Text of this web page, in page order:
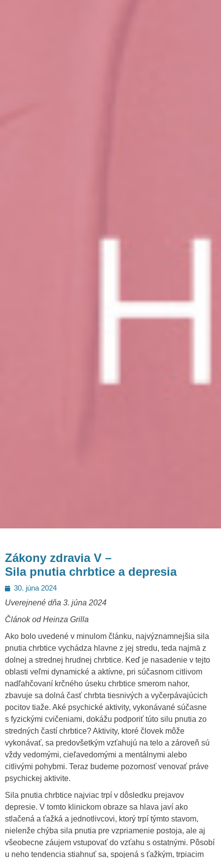
Zákony zdravia V –
Sila pnutia chrbtice a depresia
Posted
on
30. júna 2024
Uverejnené dňa 3. júna 2024
Článok od Heinza Grilla
Ako bolo uvedené v minulom článku, najvýznamnejšia sila
pnutia chrbtice vychádza hlavne z jej stredu, teda najmä z
dolnej a strednej hrudnej chrbtice. Keď je nasadenie v tejto
oblasti veľmi dynamické a aktívne, pri súčasnom citlivom
nadľahčovaní krčného úseku chrbtice smerom nahor,
zbavuje sa dolná časť chrbta tiesnivých a vyčerpávajúcich
pocitov tiaže. Aké psychické aktivity, vykonávané súčasne
s fyzickými cvičeniami, dokážu podporiť túto silu pnutia zo
stredných častí chrbtice? Aktivity, ktoré človek môže
vykonávať, sa predovšetkým vzťahujú na telo a zároveň sú
vždy vedomými, cieľavedomými a mentálnymi alebo
citlivými pohybmi. Teraz budeme pozornosť venovať práve
psychickej aktivite.
Sila pnutia chrbtice najviac trpí v dôsledku prejavov
depresie. V tomto klinickom obraze sa hlava javí ako
stlačená a ťažká a jednotlivcovi, ktorý trpí týmto stavom,
nielenže chýba sila pnutia pre vzpriamenie postoja, ale aj
všeobecne záujem vstupovať do vzťahu s ostatnými. Pôsobí
u neho tendencia stiahnuť sa, spojená s ťažkým, trpiacim